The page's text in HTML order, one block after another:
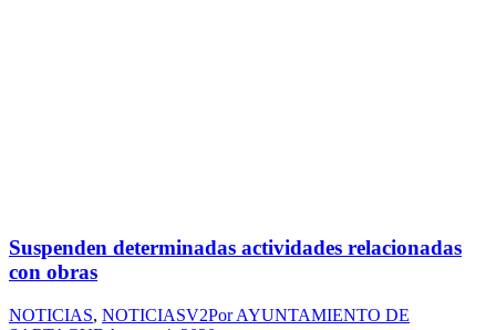
Suspenden determinadas actividades relacionadas
con obras
NOTICIAS, NOTICIASV2PorAYUNTAMIENTO DE